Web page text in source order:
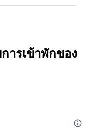
ารเข้าพักของ